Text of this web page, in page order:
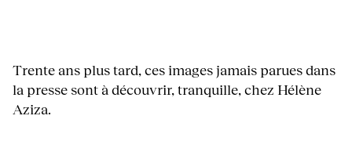
Trente ans plus tard, ces images jamais parues dans
la presse sont à découvrir, tranquille, chez Hélène
Aziza.